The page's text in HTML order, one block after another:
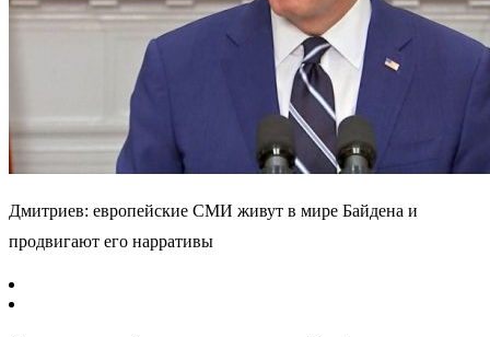
Дмитриев: европейские СМИ живут в мире Байдена и
продвигают его нарративы